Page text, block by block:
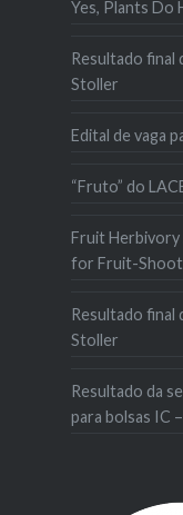
Yes, Plants Do
Resultado final
Stoller
Edital de vaga
“Fruto” do
Fruit Herbivory
for Fruit-Shoot
Resultado final
Stoller
Resultado da
para bolsas IC